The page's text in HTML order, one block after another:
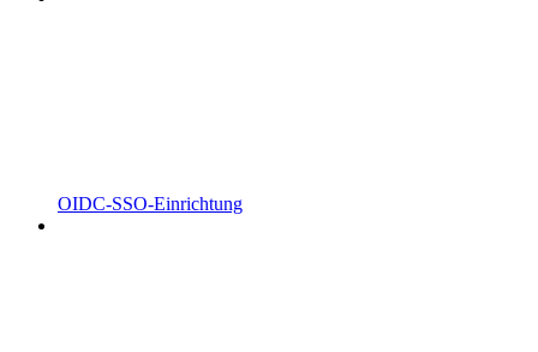
OIDC-SSO-Einrichtung